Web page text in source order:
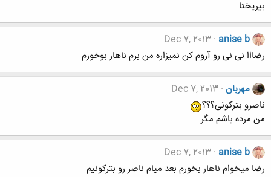
بیریختا
anise b
Dec 7, 2013
رضااا نی نی رو آروم کن نمیزاره من برم ناهار بوخورم
مهربان Dec 7, 2013
ناصرو بترکونی؟؟؟
من مرده باشم مگر
anise b
Dec 7, 2013
رضا میخوام ناهار بخورم بعد میام ناصر رو بترکونیم